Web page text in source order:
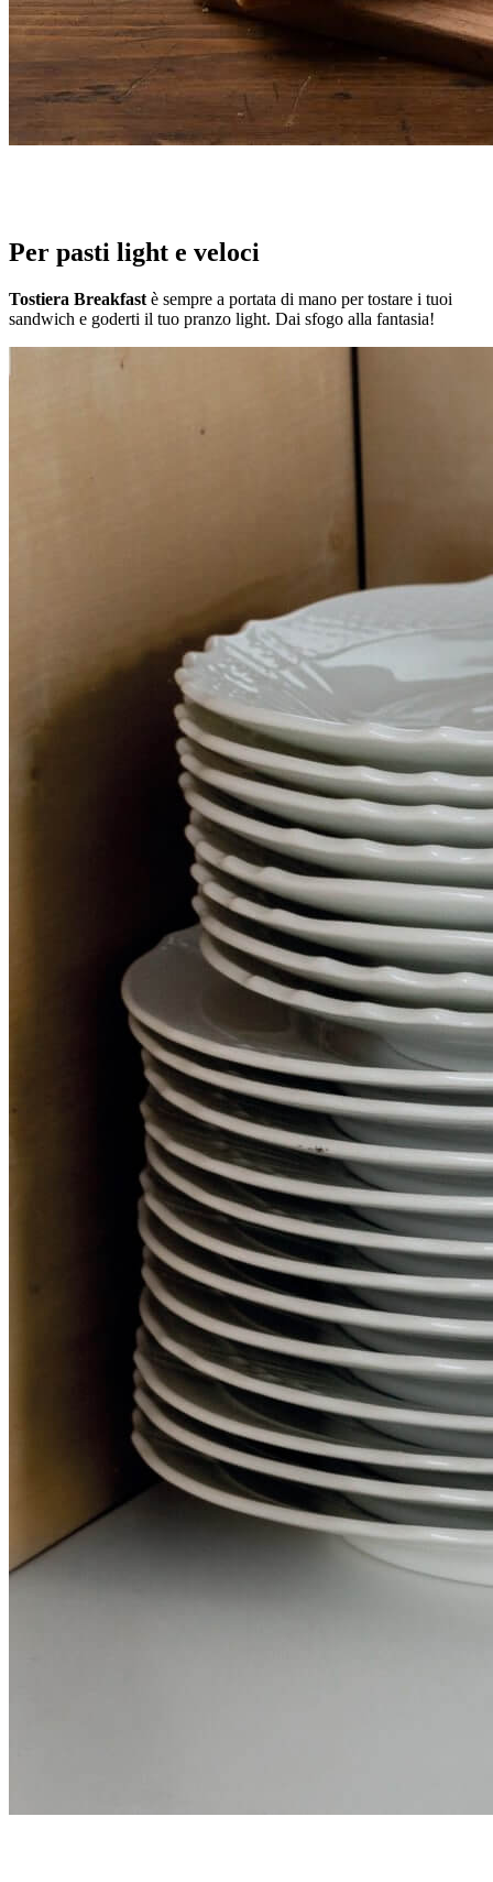
Per pasti light e veloci
Tostiera Breakfast è sempre a portata di mano per tostare i tuoi
sandwich e goderti il tuo pranzo light. Dai sfogo alla fantasia!